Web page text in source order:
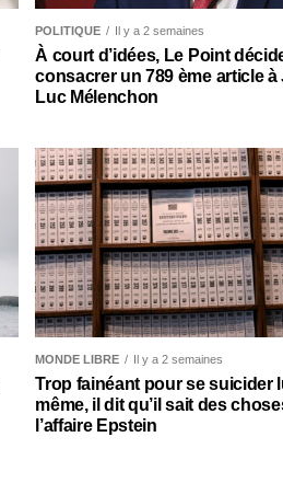
POLITIQUE Il y a 2 semaines
À court d’idées, Le Point
consacrer un 789 ème article à
Luc Mélenchon
MONDE LIBRE Il y a 2 semaines
Trop fainéant pour se suicider
même, il dit qu’il sait des
l’affaire Epstein